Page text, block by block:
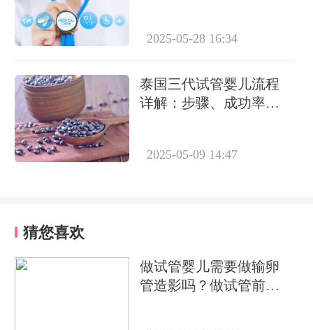
2025-05-28 16:34
泰国三代试管婴儿流程
详解：步骤、成功率及
2025-05-09 14:47
猜您喜欢
做试管婴儿需要做输卵
管造影吗？做试管前必